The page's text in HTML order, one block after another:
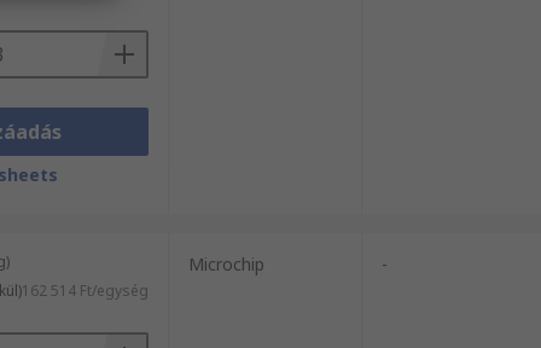
162 514 Ft/egység
Microchip -